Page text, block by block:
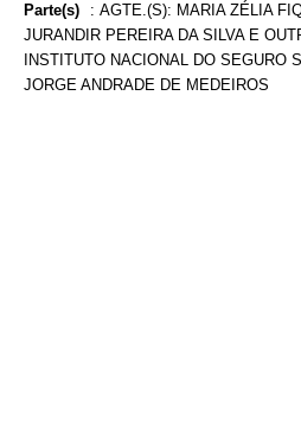
Parte(s) : AGTE.(S): MARIA ZÉLIA
JURANDIR PEREIRA DA SILVA E
INSTITUTO NACIONAL DO SEGURO
JORGE ANDRADE DE MEDEIROS